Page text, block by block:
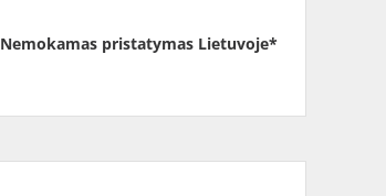
Nemokamas pristatymas Lietuvoje*